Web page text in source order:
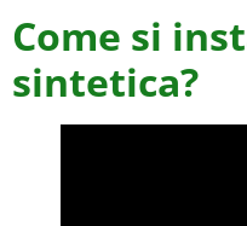
Come si
sintetica?